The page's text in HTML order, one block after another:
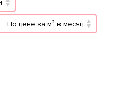
По цене за м² в месяц